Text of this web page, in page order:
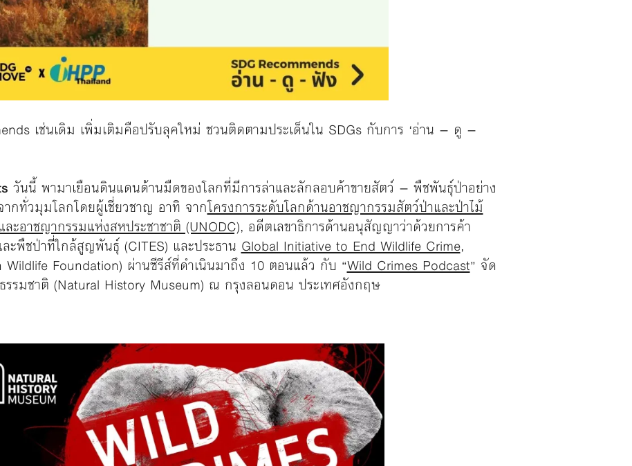
เช่นเดิม เพิ่มเติมคือปรับลุคใหม่ ชวนติดตามประเด็นใน SDGs กับการ ‘อ่าน – ดู –
วันนี้ พามาเยือนดินแดนด้านมืดของโลกที่มีการล่าและลักลอบค้าขายสัตว์ – พืชพันธุ์ป่าอย่าง
กทั่วมุมโลกโดยผู้เชี่ยวชาญ อาทิ จากโครงการระดับโลกด้านอาชญากรรมสัตว์ป่าและป่าไม้
ะอาชญากรรมแห่งสหประชาชาติ (UNODC), อดีตเลขาธิการด้านอนุสัญญาว่าด้วยการค้า
ะพืชป่าที่ใกล้สูญพันธุ์ (CITES) และประธานGlobal Initiative to End Wildlife Crime,
Foundation) ผ่านซีรีส์ที่ดำเนินมาถึง 10 ตอนแล้ว กับ “Wild Crimes Podcast” จัด
รมชาติ (Natural History Museum) ณ กรุงลอนดอน ประเทศอังกฤษ